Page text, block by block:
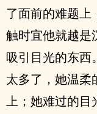
了面前的难题上
触时宜他就越是
吸引目光的东西
太多了，她温柔
上；她难过的目